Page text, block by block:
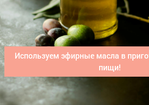
Используем эфирные масла в
пищи!